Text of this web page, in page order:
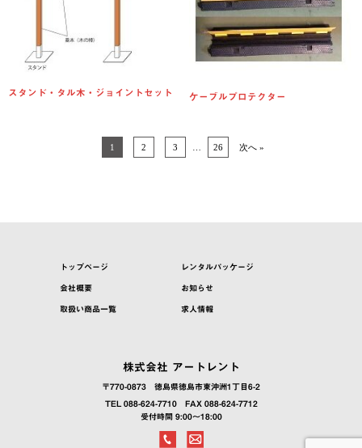
スタンド・タル木・ジョイントセット ケーブルプロテクター
1 2 3 26 次へ »
トップページ レンタルパッケージ
会社概要 お知らせ
取扱い商品一覧 求人情報
株式会社 アートレント
〒770-0873 徳島県徳島市東沖洲1丁目6-2
TEL 088-624-7710
FAX 088-624-7712
受付時間 9:00～18:00